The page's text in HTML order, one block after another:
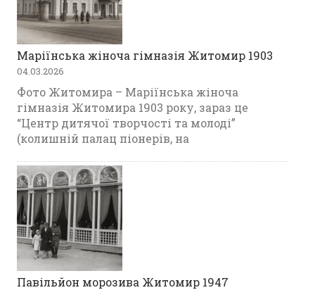
Маріїнська жіноча гімназія Житомир 1903
04.03.2026
Фото Житомира – Маріїнська жіноча
гімназія Житомира 1903 року, зараз це
“Центр дитячої творчості та молоді”
(колишній палац піонерів, на
Павільйон морозива Житомир 1947